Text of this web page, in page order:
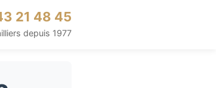
21 48 45
depuis 1977